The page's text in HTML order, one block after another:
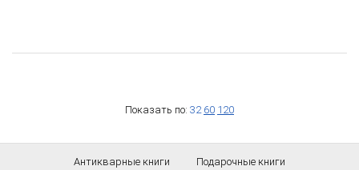
Показать по: 32 60 120
Антикварные книги
Подарочные книги